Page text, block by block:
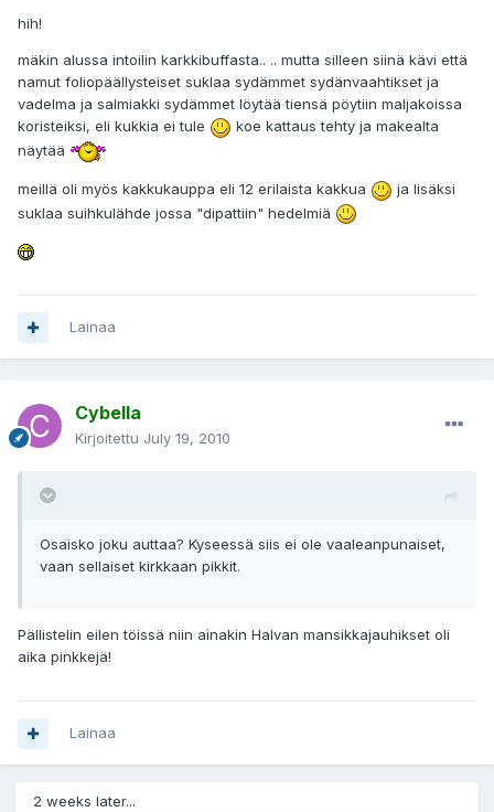
hih!
mäkin alussa intoilin karkkibuffasta.. .. mutta silleen siinä kävi että
namut foliopäällysteiset suklaa sydämmet sydänvaahtikset ja
vadelma ja salmiakki sydämmet löytää tiensä pöytiin maljakoissa
koristeiksi, eli kukkia ei tule
koe kattaus tehty ja makealta
näytää
meillä oli myös kakkukauppa eli 12 erilaista kakkua
ja lisäksi
suklaa suihkulähde jossa "dipattiin" hedelmiä
Lainaa
Cybella
Kirjoitettu July 19, 2010
Osaisko joku auttaa? Kyseessä siis ei ole vaaleanpunaiset,
vaan sellaiset kirkkaan pikkit.
Pällistelin eilen töissä niin ainakin Halvan mansikkajauhikset oli
aika pinkkejä!
Lainaa
2 weeks later...